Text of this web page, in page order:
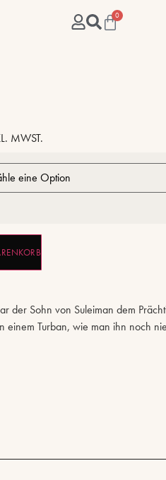
0
MWST.
der Sohn von Suleiman dem
einem Turban, wie man ihn noch